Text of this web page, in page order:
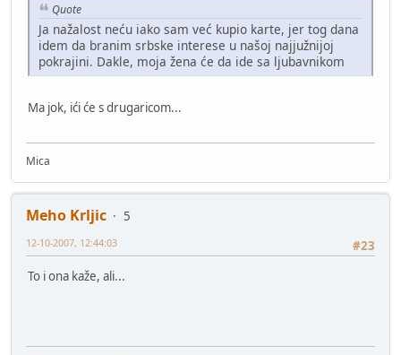
Quote
Ja nažalost neću iako sam već kupio karte, jer tog dana
idem da branim srbske interese u našoj najjužnijoj
pokrajini. Dakle, moja žena će da ide sa ljubavnikom
Ma jok, ići će s drugaricom...
Mica
Meho Krljic
5
#23
12-10-2007, 12:44:03
To i ona kaže, ali...